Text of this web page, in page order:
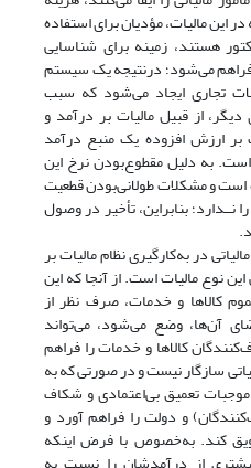
این مالیات، مؤدیان برای استفاده
هستند، زمینه برای شناسایی
می‌شود؛ درنتیجه یک سیستم
تجاری ایجاد می‌شود که سبب
از قبیل مالیات بر درآمد و
ارزش افزوده یک منبع درآمد
به دلیل مقطوع‌بودن نرخ این
است و مشکلات طولانی‌بودن قطعیت
نــدارد؛ بنابراین، تأخیر در وصول
در به‌کارگیری نظام مالیات بر
نوع مالیات است. از آنجا که این
کالاها و خدمات، صرف نظر از
آن‌ها، وضع می‌شود، می‌تواند
کالاها و خدمات را فراهم
سازگار نیست و در صورتی که به
تعمیق بی‌اعتمادی و شکاف
و دولت را فراهم آورد و
کند. به‌خصوص با فرض اینکه